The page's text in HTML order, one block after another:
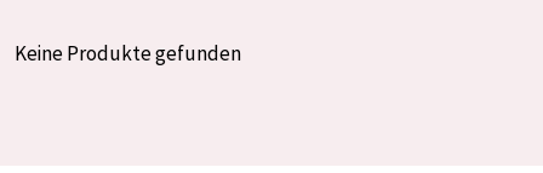
PRODUKTTYP
Keine Produkte gefunden